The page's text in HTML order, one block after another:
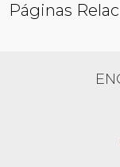
Páginas